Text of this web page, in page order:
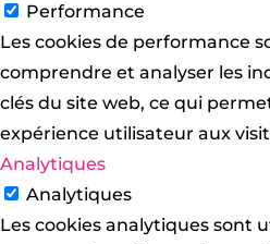
Performance
Les cookies de performance
comprendre et analyser les
clés du site web, ce qui
expérience utilisateur aux
Analytiques
Analytiques
Les cookies analytiques sont